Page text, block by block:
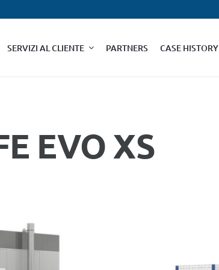
SERVIZI AL CLIENTE PARTNERS CASE HISTORY
EVO XS